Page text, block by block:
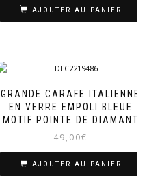
AJOUTER AU PANIER
GRANDE CARAFE ITALIENNE
EN VERRE EMPOLI BLEUE
MOTIF POINTE DE DIAMANT
49,00€
AJOUTER AU PANIER